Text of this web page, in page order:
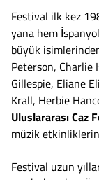
Festival ilk kez
yana hem
büyük
Peterson, Charlie
Gillespie, Eliane
Krall, Herbie
Uluslararası Caz
müzik
Festival uzun